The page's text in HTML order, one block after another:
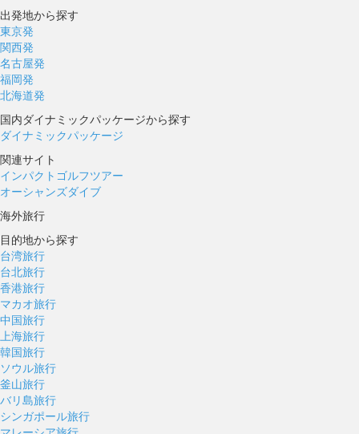
出発地から探す
東京発
関西発
名古屋発
福岡発
北海道発
国内ダイナミックパッケージから探す
ダイナミックパッケージ
関連サイト
インパクトゴルフツアー
オーシャンズダイブ
海外旅行
目的地から探す
台湾旅行
台北旅行
香港旅行
マカオ旅行
中国旅行
上海旅行
韓国旅行
ソウル旅行
釜山旅行
バリ島旅行
シンガポール旅行